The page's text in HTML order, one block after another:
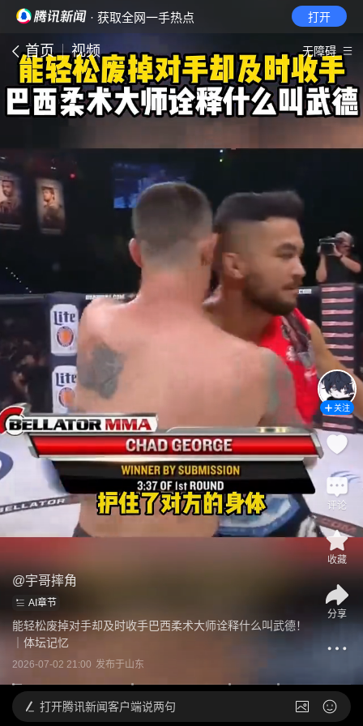
· 获取全网一手热点 打开
首页 视频 无障碍
@宇哥摔角
AI章节
能轻松废掉对手却及时收手巴西柔术大师诠释什么叫武德！
｜体坛记忆
2026-07-02 21:00 发布于山东
关注
评论
收藏
分享
打开腾讯新闻客户端说两句